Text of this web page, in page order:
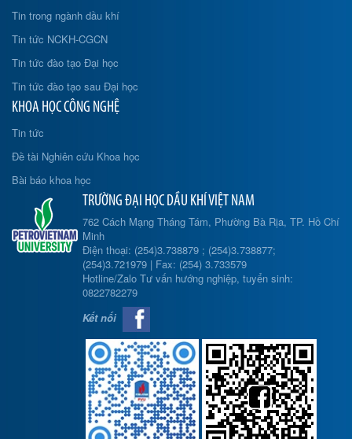
Tin trong ngành dầu khí
Tin tức NCKH-CGCN
Tin tức đào tạo Đại học
Tin tức đào tạo sau Đại học
KHOA HỌC CÔNG NGHỆ
Tin tức
Đề tài Nghiên cứu Khoa học
Bài báo khoa học
TRƯỜNG ĐẠI HỌC DẦU KHÍ VIỆT NAM
762 Cách Mạng Tháng Tám, Phường Bà Rịa, TP. Hồ Chí
Minh
Điện thoại: (254)3.738879 ; (254)3.738877;
(254)3.721979 | Fax: (254) 3.733579
Hotline/Zalo Tư vấn hướng nghiệp, tuyển sinh:
0822782279
Kết nối